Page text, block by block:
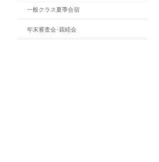
一般クラス夏季合宿
年末審査会･親睦会